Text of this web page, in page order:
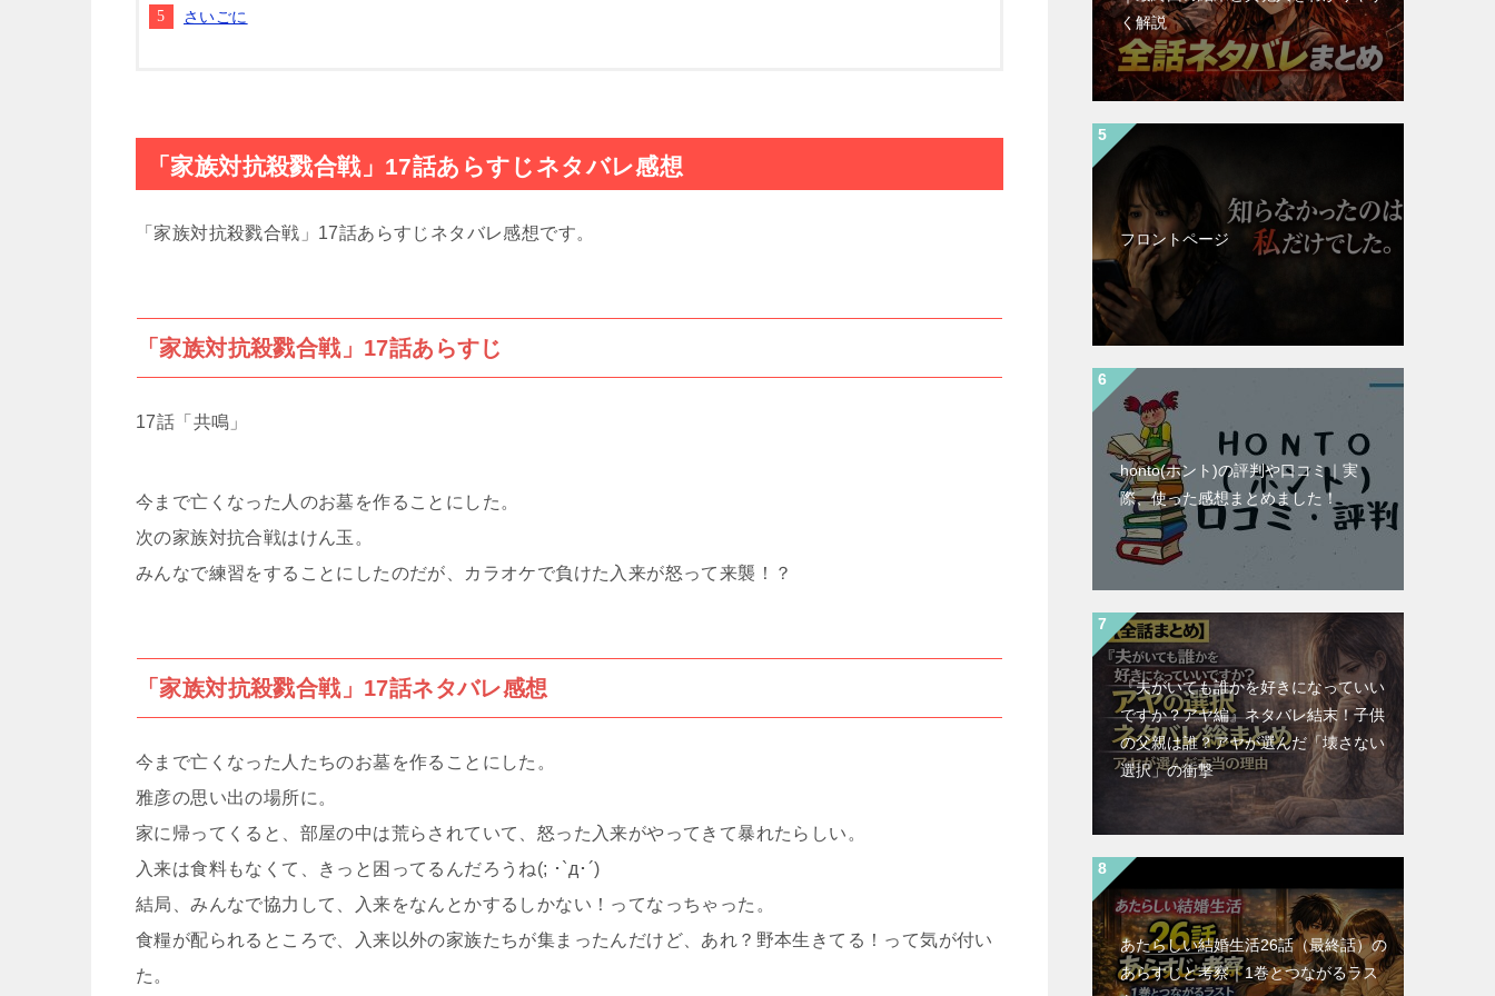
さいごに
「家族対抗殺戮合戦」17話あらすじネタバレ感想
「家族対抗殺戮合戦」17話あらすじネタバレ感想です。
「家族対抗殺戮合戦」17話あらすじ
17話「共鳴」
今まで亡くなった人のお墓を作ることにした。
次の家族対抗合戦はけん玉。
みんなで練習をすることにしたのだが、カラオケで負けた入来が怒って来襲！？
「家族対抗殺戮合戦」17話ネタバレ感想
今まで亡くなった人たちのお墓を作ることにした。
雅彦の思い出の場所に。
家に帰ってくると、部屋の中は荒らされていて、怒った入来がやってきて暴れたらしい。
入来は食料もなくて、きっと困ってるんだろうね(; ･`д･´)
結局、みんなで協力して、入来をなんとかするしかない！ってなっちゃった。
食糧が配られるところで、入来以外の家族たちが集まったんだけど、あれ？野本生きてる！って気が付い
た。
く解説
フロントページ
honto(ホント)の評判や口コミ｜実
際、使った感想まとめました！
『夫がいても誰かを好きになっていい
ですか？アヤ編』ネタバレ結末！子供
の父親は誰？アヤが選んだ「壊さない
選択」の衝撃
あたらしい結婚生活26話（最終話）の
あらすじと考察｜1巻とつながるラス